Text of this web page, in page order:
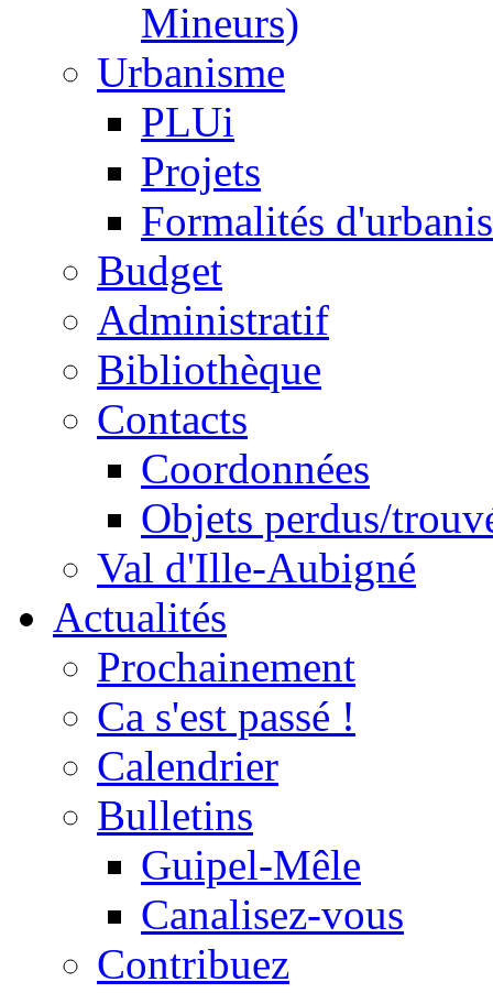
Mineurs)
Urbanisme
PLUi
Projets
Formalités
Budget
Administratif
Bibliothèque
Contacts
Coordonnées
Objets perdus/
Val d'Ille-Aubigné
Actualités
Prochainement
Ca s'est passé !
Calendrier
Bulletins
Guipel-Mêle
Canalisez-vous
Contribuez